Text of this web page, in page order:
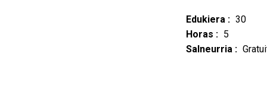
Edukiera : 30
Horas : 5
Salneurria :